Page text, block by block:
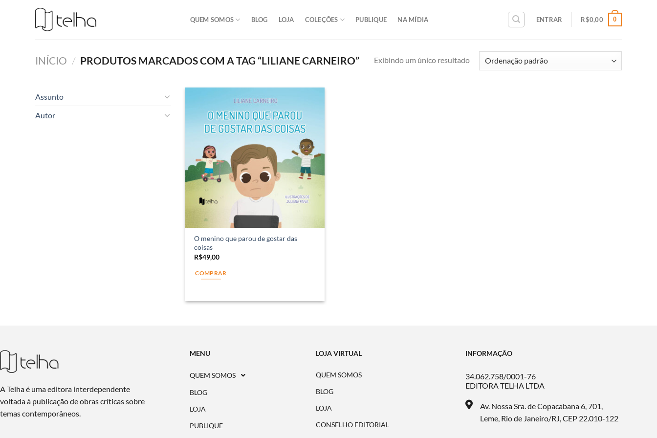
QUEM SOMOS BLOG LOJA COLEÇÕES PUBLIQUE NA MÍDIA ENTRAR R$0,00 0
INÍCIO / PRODUTOS MARCADOS COM A TAG “LILIANE CARNEIRO” Exibindo um único resultado
Assunto
Autor
O menino que parou de gostar das
coisas
R$49,00
COMPRAR
A Telha é uma editora interdependente
voltada à publicação de obras críticas sobre
temas contemporâneos.
MENU
QUEM SOMOS
BLOG
LOJA
PUBLIQUE
LOJA VIRTUAL
QUEM SOMOS
BLOG
LOJA
CONSELHO EDITORIAL
INFORMAÇÃO
34.062.758/0001-76
EDITORA TELHA LTDA
Av. Nossa Sra. de Copacabana 6, 701,
Leme, Rio de Janeiro/RJ, CEP 22.010-122